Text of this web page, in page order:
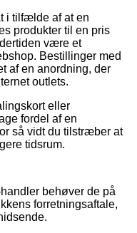
i tilfælde af at en
produkter til en pris
være et
Bestillinger med
af en anordning, der
outlets.
eller
fordel af en
så vidt du tilstræber at
tidsrum.
behøver de på
forretningsaftale,